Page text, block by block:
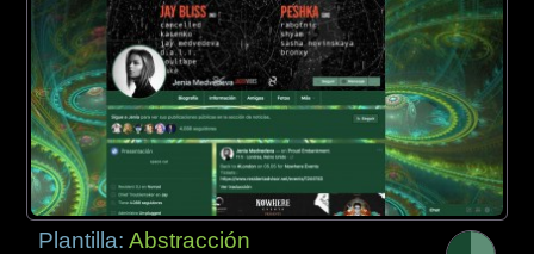
Plantilla:Abstracción